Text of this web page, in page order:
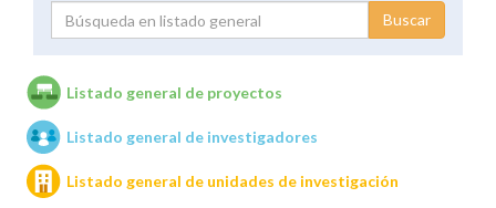
Unidades de investigación
Listado general de proyectos
Listado general de investigadores
Listado general de unidades de investigación